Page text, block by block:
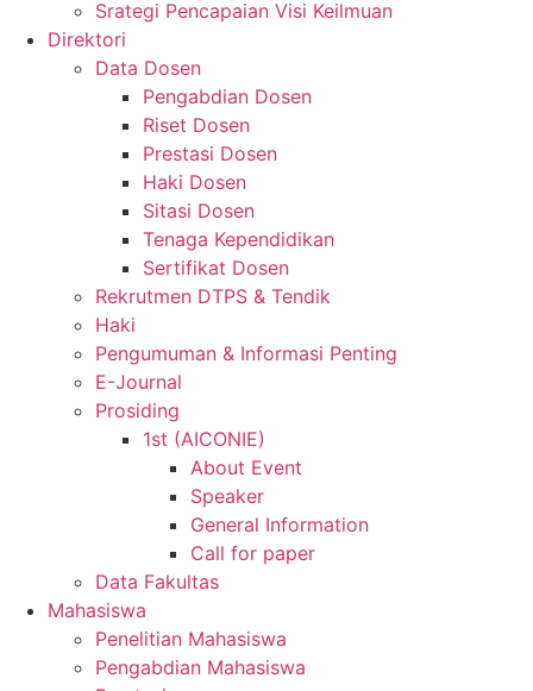
Srategi Pencapaian Visi Keilmuan
Direktori
Data Dosen
Pengabdian Dosen
Riset Dosen
Prestasi Dosen
Haki Dosen
Sitasi Dosen
Tenaga Kependidikan
Sertifikat Dosen
Rekrutmen DTPS & Tendik
Haki
Pengumuman & Informasi Penting
E-Journal
Prosiding
1st (AICONIE)
About Event
Speaker
General Information
Call for paper
Data Fakultas
Mahasiswa
Penelitian Mahasiswa
Pengabdian Mahasiswa